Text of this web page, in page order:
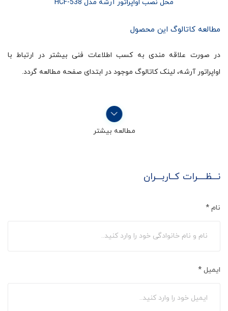
محل نصب اواپراتور آرشه مدل HCF-538
مطالعه کاتالوگ این محصول
در صورت علاقه مندی به کسب اطلاعات فنی بیشتر در ارتباط با
اواپراتور آرشه، لینک کاتالوگ موجود در ابتدای صفحه مطالعه گردد.
مطالعه بیشتر
نـــظــــرات کــاربـــران
نام *
ایمیل *